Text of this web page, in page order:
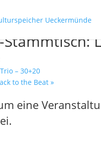
– 30+20
to the Beat »
eine